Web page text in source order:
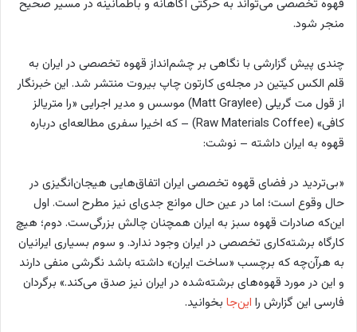
قهوه تخصصی می‌‌تواند به حرکتی آگاهانه و باطمانینه در مسیر صحیح
منجر شود.
چندی پیش گزارشی با نگاهی بر چشم‌انداز قهوه تخصصی در ایران به
قلم الکس کیتین در مجله‌ی کارتون چاپ بیروت منتشر شد. این خبرنگار
از قول مت گریلی (Matt Graylee) موسس و مدیر اجرایی «را متریالز
کافی» (Raw Materials Coffee) – که اخیرا سفری مطالعه‌ای درباره
قهوه به ایران داشته – نوشت:
«بی‌تردید در فضای قهوه تخصصی ایران اتفاق‌هایی هیجان‌انگیزی در
حال وقوع است؛ اما در عین حال موانع جدی‌ای نیز مطرح است. اول
این‌که صادرات قهوه سبز به ایران همچنان چالش بزرگی‌ست. دوم؛ هیچ
کارگاه برشته‌کاری تخصصی در ایران وجود ندارد. و سوم بسیاری ایرانیان
به هرآن‌چه که برچسب «ساخت ایران» داشته باشد نگرشی منفی دارند
و این در مورد قهوه‌های برشته‌شده در ایران نیز صدق می‌کند.» برگردان
فارسی این گزارش را این‌جا بخوانید.